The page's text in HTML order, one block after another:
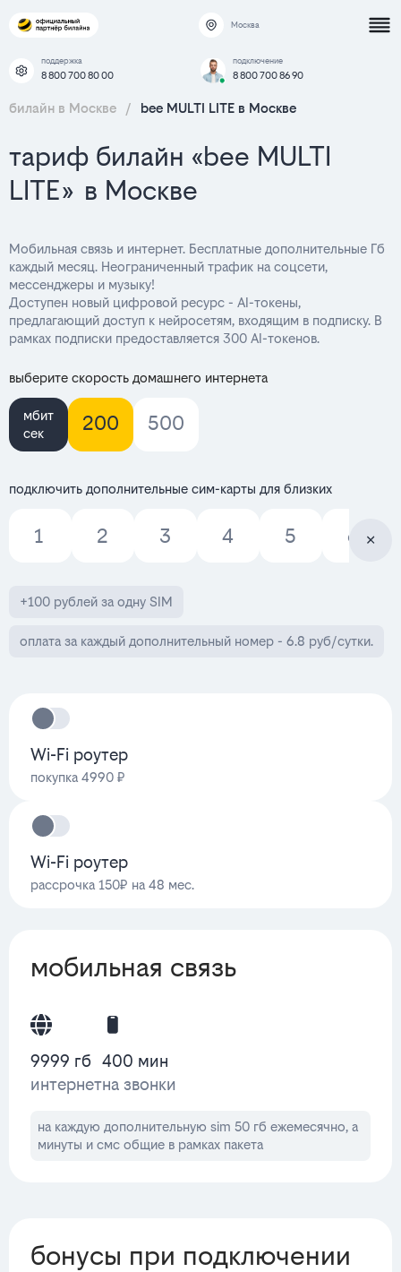
Москва
поддержка
8 800 700 80 00
подключение
8 800 700 86 90
билайн в Москве / bee MULTI LITE в Москве
тариф билайн «bee MULTI
LITE» в Москве
Мобильная связь и интернет. Бесплатные дополнительные Гб
каждый месяц. Неограниченный трафик на соцсети,
мессенджеры и музыку!
Доступен новый цифровой ресурс - AI-токены,
предлагающий доступ к нейросетям, входящим в подписку. В
рамках подписки предоставляется 300 AI-токенов.
выберите скорость домашнего интернета
мбит
сек
200 500
подключить дополнительные сим-карты для близких
1 2 3 4 5 6
+100 рублей за одну SIM
оплата за каждый дополнительный номер - 6.8 руб/сутки.
Wi-Fi роутер
покупка 4990 ₽
Wi-Fi роутер
рассрочка 150₽ на 48 мес.
мобильная связь
9999 гб
интернет
400 мин
на звонки
на каждую дополнительную sim 50 гб ежемесячно, а
минуты и смс общие в рамках пакета
бонусы при подключении